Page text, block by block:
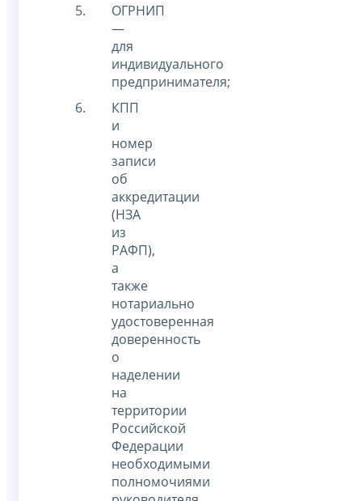
ОГРНИП
—
для
индивидуального
предпринимателя;
КПП
и
номер
записи
об
аккредитации
(НЗА
из
РАФП),
а
также
нотариально
удостоверенная
доверенность
о
наделении
на
территории
Российской
Федерации
необходимыми
полномочиями